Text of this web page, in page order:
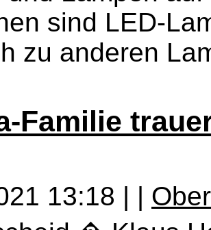
sind LED-
zu anderen
Familie
13:18 | |